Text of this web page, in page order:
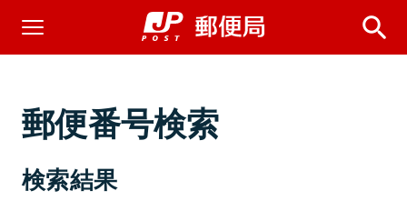
郵便番号検索
検索結果